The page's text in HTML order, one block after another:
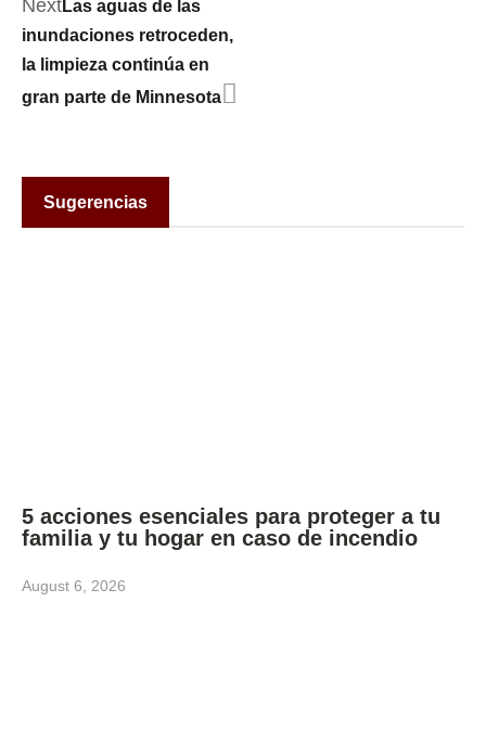
NextLas aguas de las
inundaciones retroceden,
la limpieza continúa en
gran parte de Minnesota
Sugerencias
5 acciones esenciales para proteger a tu
familia y tu hogar en caso de incendio
August 6, 2026